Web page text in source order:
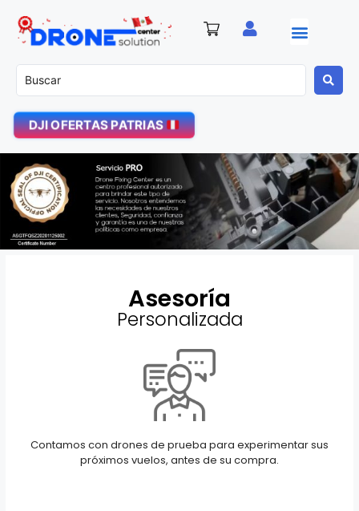
DJI OFERTAS PATRIAS
Asesoría
Personalizada
Contamos con drones de prueba para experimentar sus
próximos vuelos, antes de su compra.